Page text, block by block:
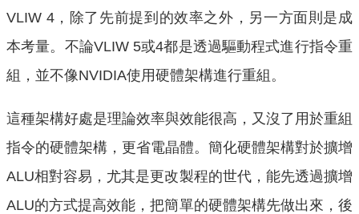
VLIW 4，除了先前提到的效率之外，另一方面則是成
本考量。不論VLIW 5或4都是透過驅動程式進行指令重
組，並不像NVIDIA使用硬體架構進行重組。
這種架構好處是理論效率與效能很高，又沒了用於重組
指令的硬體架構，更省電晶體。簡化硬體架構對於擴增
ALU相對容易，尤其是更改製程的世代，能先透過擴增
ALU的方式提高效能，把簡單的硬體架構先做出來，後